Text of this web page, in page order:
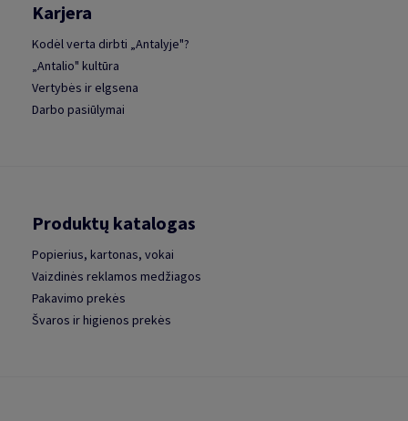
Karjera
Kodėl verta dirbti „Antalyje"?
„Antalio" kultūra
Vertybės ir elgsena
Darbo pasiūlymai
Produktų katalogas
Popierius, kartonas, vokai
Vaizdinės reklamos medžiagos
Pakavimo prekės
Švaros ir higienos prekės